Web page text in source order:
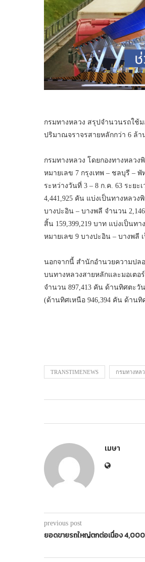
กรมทางหลวง สรุปจำนวนรถใช้
ปริมาณจราจรสายหลักกว่า 6 ล้า
กรมทางหลวง โดยกองทางหลวง
หมายเลข 7 กรุงเทพ – ชลบุรี –
ระหว่างวันที่ 3 – 8 ก.ค. 63 ระย
4,441,925 คัน แบ่งเป็นทางหลวง
บางปะอิน – บางพลี จำนวน
สิ้น 159,399,219 บาท แบ่งเป็นท
หมายเลข 9 บางปะอิน – บางพลี
นอกจากนี้ สำนักอำนวยความปล
บนทางหลวงสายหลักและมอเตอ
จำนวน 897,413 คัน ด้านทิศตะวั
(ด้านทิศเหนือ 946,394 คัน ด้าน
TRANSTIMENEWS กรมทางหล
เมษา
previous post
ยอดขายรถใหญ่ตกต่อเนื่อง